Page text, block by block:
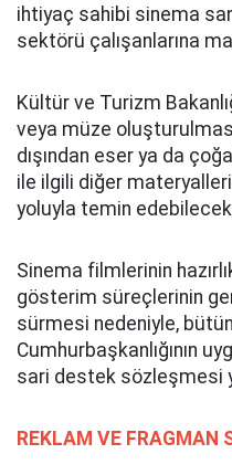
ihtiyaç sahibi sinema
sektörü çalışanlarına
Kültür ve Turizm
veya müze
dışından eser ya da
ile ilgili diğer
yoluyla temin
Sinema filmlerinin
gösterim süreçlerinin
sürmesi nedeniyle,
Cumhurbaşkanlığının
sari destek sözleşmesi
REKLAM VE FRAGMAN